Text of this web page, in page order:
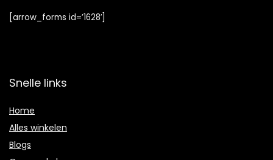
[arrow_forms id=’1628′]
Snelle links
Home
Alles winkelen
Blogs